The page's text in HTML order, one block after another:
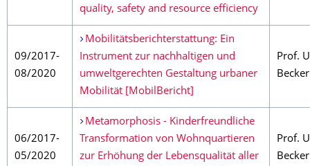
quality, safety and resource efficiency
09/2017-
08/2020
Mobilitätsberichterstattung: Ein
Instrument zur nachhaltigen und
umweltgerechten Gestaltung urbaner
Mobilität [MobilBericht]
Prof.
Becker
06/2017-
05/2020
Metamorphosis - Kinderfreundliche
Transformation von Wohnquartieren
zur Erhöhung der Lebensqualität aller
Prof.